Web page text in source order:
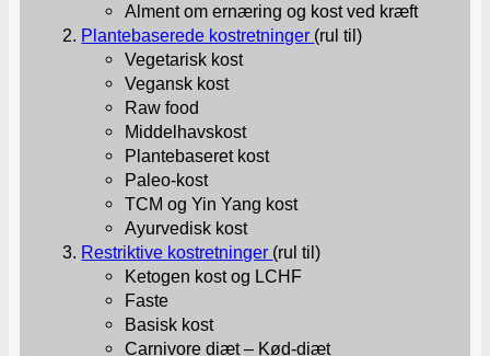
Alment om ernæring og kost ved kræft
Plantebaserede kostretninger (rul til)
Vegetarisk kost
Vegansk kost
Raw food
Middelhavskost
Plantebaseret kost
Paleo-kost
TCM og Yin Yang kost
Ayurvedisk kost
Restriktive kostretninger (rul til)
Ketogen kost og LCHF
Faste
Basisk kost
Carnivore diæt – Kød-diæt